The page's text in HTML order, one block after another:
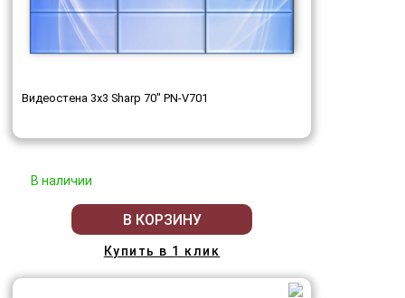
Видеостена 3x3 Sharp 70" PN-V701
В наличии
В КОРЗИНУ
Купить в 1 клик